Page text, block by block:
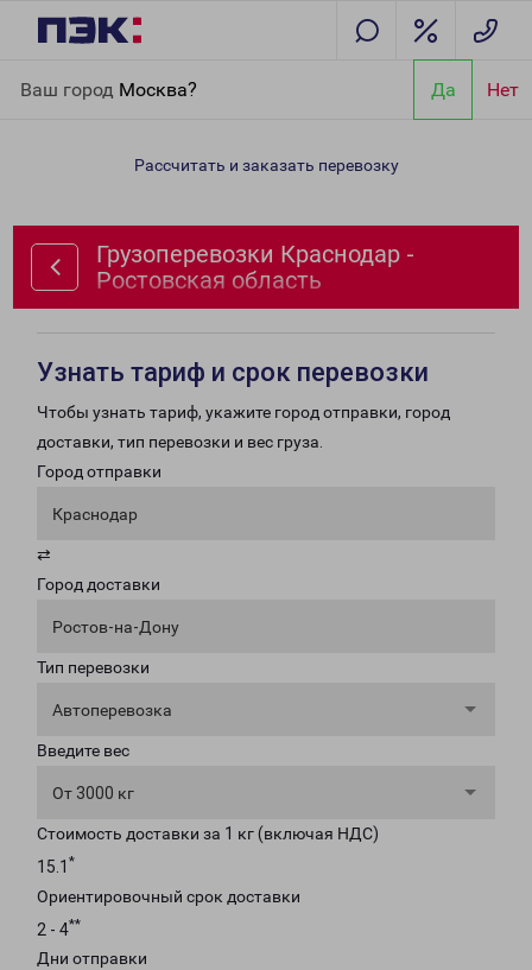
Ваш город Москва? Да Нет
Ростовская область
Рассчитать и заказать перевозку
Грузоперевозки Краснодар -
Ростовская область
Узнать тариф и срок перевозки
Чтобы узнать тариф, укажите город отправки, город
доставки, тип перевозки и вес груза.
Город отправки
Краснодар
⇄
Город доставки
Ростов-на-Дону
Тип перевозки
Автоперевозка
Введите вес
От 3000 кг
Стоимость доставки за 1 кг (включая НДС)
15.1 *
Ориентировочный срок доставки
2 - 4**
Дни отправки